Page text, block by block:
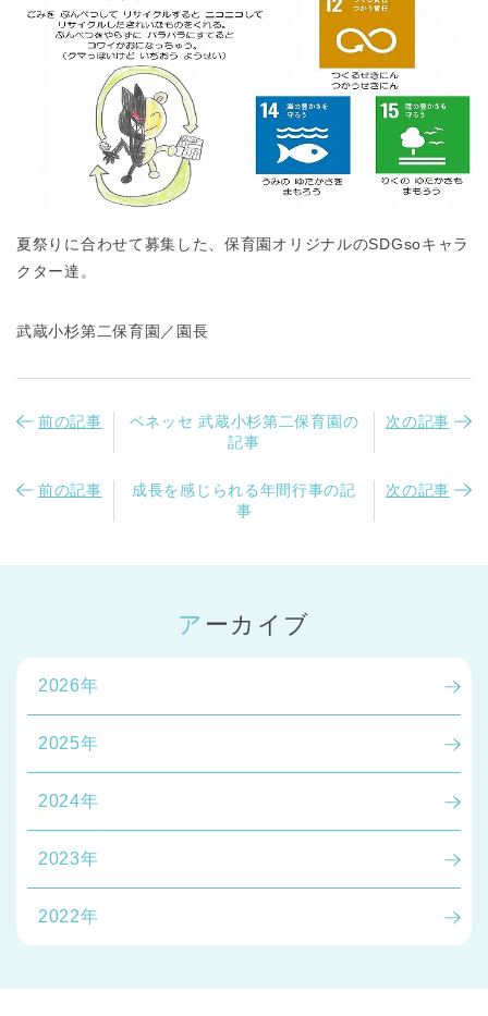
夏祭りに合わせて募集した、保育園オリジナルのSDGsoキャラ
クター達。
武蔵小杉第二保育園／園長
前の記事
ベネッセ 武蔵小杉第二保育園の
記事
次の記事
前の記事
成長を感じられる年間行事の記
事
次の記事
アーカイブ
2026年
2025年
2024年
2023年
2022年